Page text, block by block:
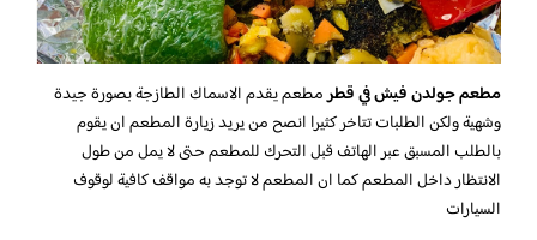
مطعم جولدن فيش في قطرمطعم يقدم الاسماك الطازجة بصورة جيدة
وشهية ولكن الطلبات تتاخر كثيرا انصح من يريد زيارة المطعم ان يقوم
بالطلب المسبق عبر الهاتف قبل التحرك للمطعم حتى لا يمل من طول
الانتظار داخل المطعم كما ان المطعم لا توجد به مواقف كافية لوقوف
السيارات